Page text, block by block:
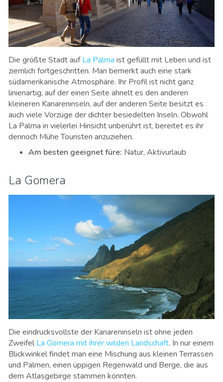
Die größte Stadt aufLa Palma ist gefüllt mit Leben und ist
ziemlich fortgeschritten. Man bemerkt auch eine stark
südamerikanische Atmosphäre. Ihr Profil ist nicht ganz
linienartig, auf der einen Seite ähnelt es den anderen
kleineren Kanareninseln, auf der anderen Seite besitzt es
auch viele Vorzüge der dichter besiedelten Inseln. Obwohl
La Palma in vielerlei Hinsicht unberührt ist, bereitet es ihr
dennoch Mühe Touristen anzuziehen.
Am besten geeignet füre: Natur, Aktivurlaub
La Gomera
Die eindrucksvollste der Kanareninseln ist ohne jeden
Zweifel La Gomera mit ihrer wilden Landschaft. In nur einem
Blickwinkel findet man eine Mischung aus kleinen Terrassen
und Palmen, einen üppigen Regenwald und Berge, die aus
dem Atlasgebirge stammen könnten.